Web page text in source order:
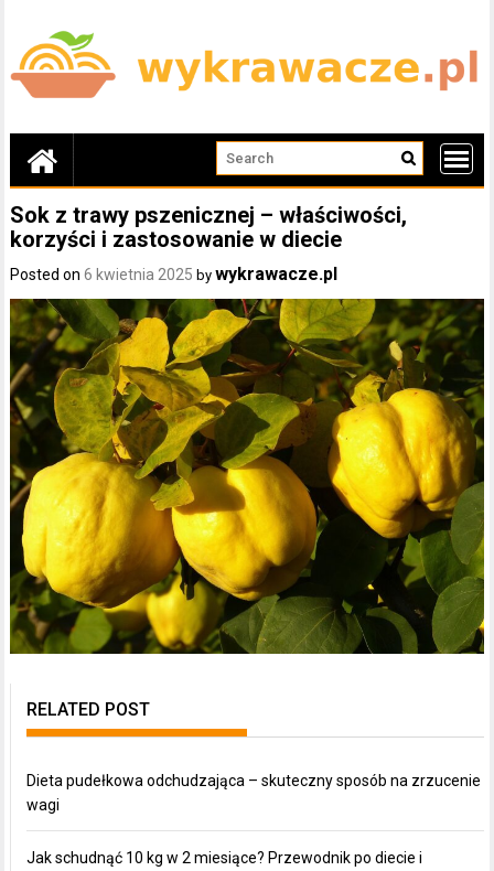
content
Sok z trawy pszenicznej – właściwości,
korzyści i zastosowanie w diecie
Posted on6 kwietnia 2025 bywykrawacze.pl
RELATED POST
Dieta pudełkowa odchudzająca – skuteczny sposób na zrzucenie
wagi
Jak schudnąć 10 kg w 2 miesiące? Przewodnik po diecie i